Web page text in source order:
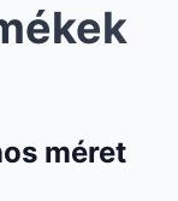
méret